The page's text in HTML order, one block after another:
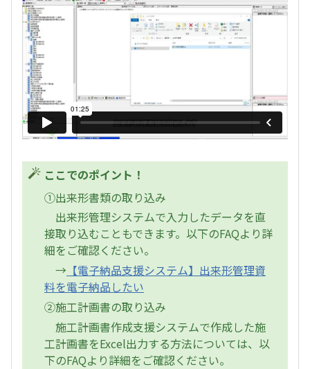
ここでのポイント！
①出来形書類の取り込み
出来形管理システムで入力したデータを直
接取り込むこともできます。以下のFAQより詳
細をご確認ください。
→ 【電子納品支援システム】出来形管理資
料を電子納品したい
②施工計画書の取り込み
施工計画書作成支援システムで作成した施
工計画書をExcel出力する方法については、以
下のFAQより詳細をご確認ください。